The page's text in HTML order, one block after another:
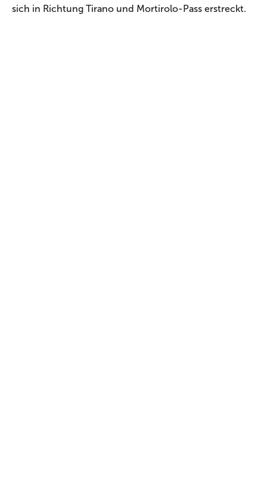
sich in Richtung Tirano und Mortirolo-Pass erstreckt.